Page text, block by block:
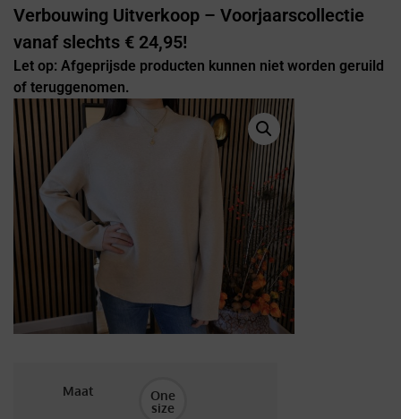
Verbouwing Uitverkoop – Voorjaarscollectie
vanaf slechts € 24,95!
Let op: Afgeprijsde producten kunnen niet worden geruild
of teruggenomen.
Maat One
size